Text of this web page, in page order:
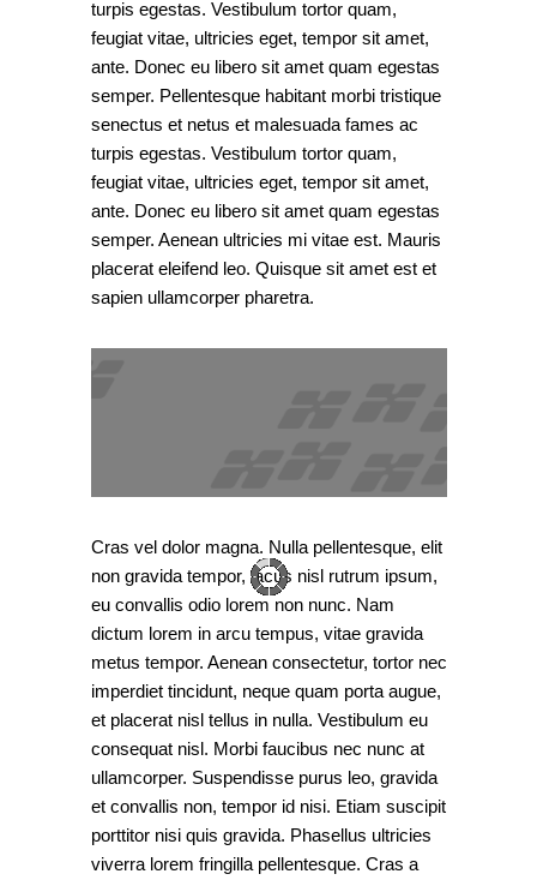
turpis egestas. Vestibulum tortor quam,
feugiat vitae, ultricies eget, tempor sit amet,
ante. Donec eu libero sit amet quam egestas
semper. Pellentesque habitant morbi tristique
senectus et netus et malesuada fames ac
turpis egestas. Vestibulum tortor quam,
feugiat vitae, ultricies eget, tempor sit amet,
ante. Donec eu libero sit amet quam egestas
semper. Aenean ultricies mi vitae est. Mauris
placerat eleifend leo. Quisque sit amet est et
sapien ullamcorper pharetra.
Cras vel dolor magna. Nulla pellentesque, elit
non gravida tempor, lacus nisl rutrum ipsum,
eu convallis odio lorem non nunc. Nam
dictum lorem in arcu tempus, vitae gravida
metus tempor. Aenean consectetur, tortor nec
imperdiet tincidunt, neque quam porta augue,
et placerat nisl tellus in nulla. Vestibulum eu
consequat nisl. Morbi faucibus nec nunc at
ullamcorper. Suspendisse purus leo, gravida
et convallis non, tempor id nisi. Etiam suscipit
porttitor nisi quis gravida. Phasellus ultricies
viverra lorem fringilla pellentesque. Cras a